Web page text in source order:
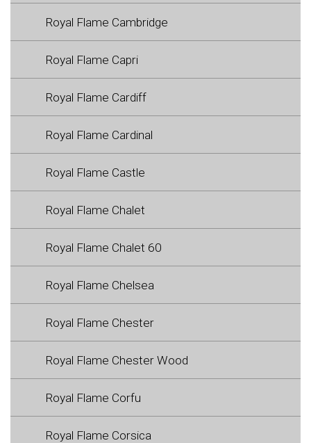
Royal Flame Cambridge
Royal Flame Capri
Royal Flame Cardiff
Royal Flame Cardinal
Royal Flame Castle
Royal Flame Chalet
Royal Flame Chalet 60
Royal Flame Chelsea
Royal Flame Chester
Royal Flame Chester Wood
Royal Flame Corfu
Royal Flame Corsica